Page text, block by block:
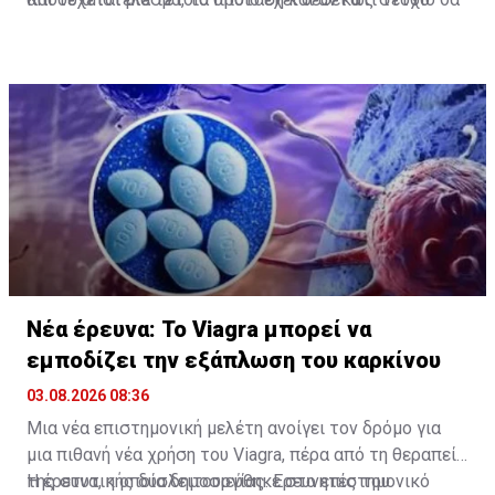
Κυπριακού, ο Πρόεδρος της Δημοκρατίας είναι
έτοιμος να το πράξει».
Νέα έρευνα: Το Viagra μπορεί να
εμποδίζει την εξάπλωση του καρκίνου
03.08.2026 08:36
Μια νέα επιστημονική μελέτη ανοίγει τον δρόμο για
μια πιθανή νέα χρήση του Viagra, πέρα από τη θεραπεία
της στυτικής δυσλειτουργίας. Ερευνητές του
Η έρευνα, η οποία δημοσιεύθηκε στοεπιστημονικό